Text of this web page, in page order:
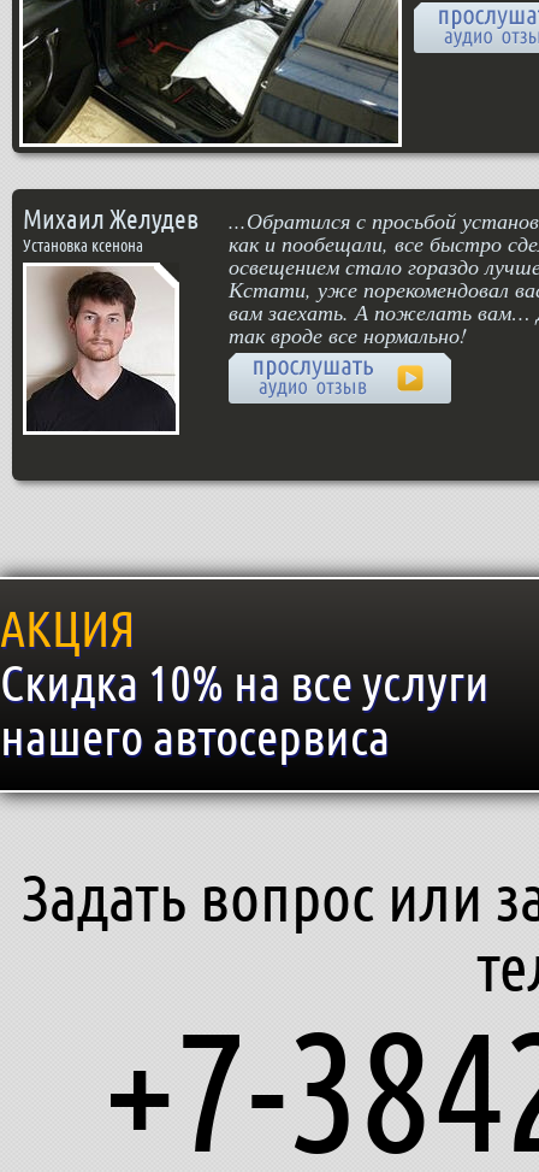
...Обратился с просьбой
как и пообещали, все быстро
освещением стало гораздо
Кстати, уже порекомендовал
вам заехать. А пожелать
так вроде все нормально!
Михаил Желудев
Установка ксенона
АКЦИЯ
Скидка 10% на все услуги
нашего автосервиса
Задать вопрос или
+7-